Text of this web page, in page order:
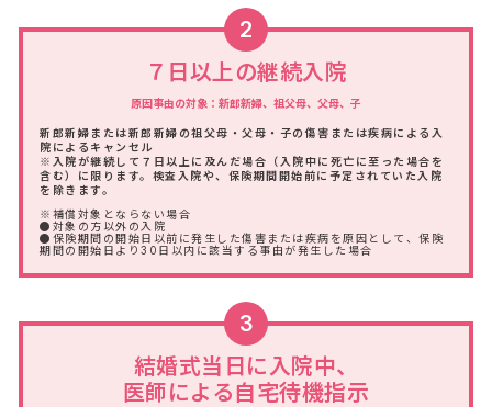
2
７日以上の継続入院
原因事由の対象：新郎新婦、祖父母、父母、子
新郎新婦または新郎新婦の祖父母・父母・子の傷害または疾病による入
院によるキャンセル
※入院が継続して７日以上に及んだ場合（入院中に死亡に至った場合を
含む）に限ります。検査入院や、保険期間開始前に予定されていた入院
を除きます。
※補償対象とならない場合
●対象の方以外の入院
●保険期間の開始日以前に発生した傷害または疾病を原因として、保険
期間の開始日より30日以内に該当する事由が発生した場合
3
結婚式当日に入院中、
医師による自宅待機指示